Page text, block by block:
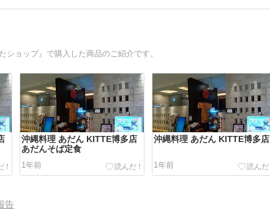
ョップ』で購入した商品のご紹介です。
沖縄料理 あだん KITTE博多店
あだんそば定食
1年前
沖縄料理 あだん KITTE博多店
1年前
告